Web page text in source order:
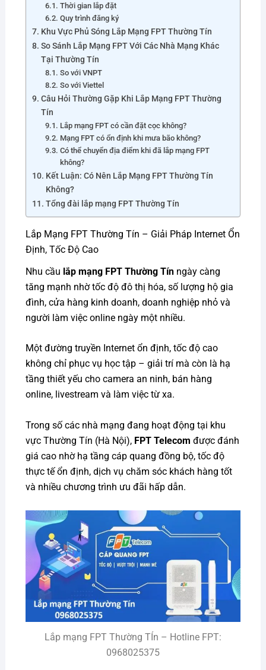
Thời gian lắp đặt
Quy trình đăng ký
Khu Vực Phủ Sóng Lắp Mạng FPT Thường Tín
So Sánh Lắp Mạng FPT Với Các Nhà Mạng Khác
Tại Thường Tín
So với VNPT
So với Viettel
Câu Hỏi Thường Gặp Khi Lắp Mạng FPT Thường
Tín
Lắp mạng FPT có cần đặt cọc không?
Mạng FPT có ổn định khi mưa bão không?
Có thể chuyển địa điểm khi đã lắp mạng FPT
không?
Kết Luận: Có Nên Lắp Mạng FPT Thường Tín
Không?
Tổng đài lắp mạng FPT Thường Tín
Lắp Mạng FPT Thường Tín – Giải Pháp Internet Ổn
Định, Tốc Độ Cao
Nhu cầu lắp mạng FPT Thường Tínngày càng
tăng mạnh nhờ tốc độ đô thị hóa, số lượng hộ gia
đình, cửa hàng kinh doanh, doanh nghiệp nhỏ và
người làm việc online ngày một nhiều.
Một đường truyền Internet ổn định, tốc độ cao
không chỉ phục vụ học tập – giải trí mà còn là hạ
tầng thiết yếu cho camera an ninh, bán hàng
online, livestream và làm việc từ xa.
Trong số các nhà mạng đang hoạt động tại khu
vực Thường Tín (Hà Nội), FPT Telecom được đánh
giá cao nhờ hạ tầng cáp quang đồng bộ, tốc độ
thực tế ổn định, dịch vụ chăm sóc khách hàng tốt
và nhiều chương trình ưu đãi hấp dẫn.
Lắp mạng FPT Thường TÍn – Hotline FPT:
0968025375